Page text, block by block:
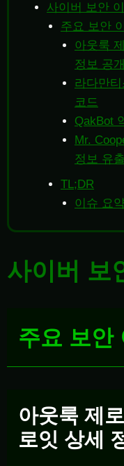
사이버 보안
주요 보안
아웃룩
정보 공개
라다만
코드
QakBot
Mr.
정보 유출
TL;DR
이슈 요
사이버 보
주요 보안
아웃룩 제
로잇 상세